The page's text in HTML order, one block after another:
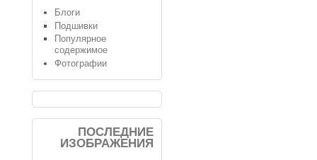
Блоги
Подшивки
Популярное
содержимое
Фотографии
ПОСЛЕДНИЕ
ИЗОБРАЖЕНИЯ